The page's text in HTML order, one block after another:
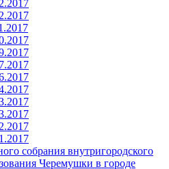
собрания внутригородского
Черемушки в городе